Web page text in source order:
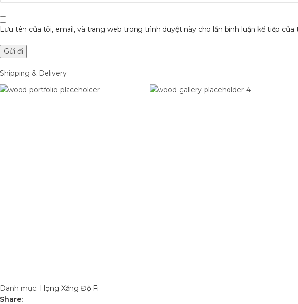
Lưu tên của tôi, email, và trang web trong trình duyệt này cho lần bình luận kế tiếp của
Shipping & Delivery
Danh mục: Họng Xăng Độ Fi
Share: